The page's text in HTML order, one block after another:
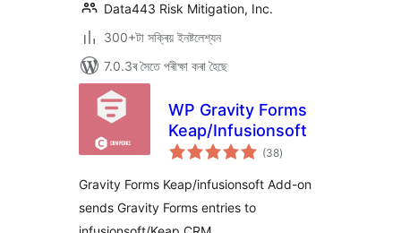
Data443 Risk Mitigation, Inc.
300+টা সক্ৰিয় ইনষ্টলেশ্যন
7.0.3ৰ সৈতে পৰীক্ষা কৰা হৈছে
WP Gravity Forms
Keap/Infusionsoft
(38টা
মুঠ)
Gravity Forms Keap/infusionsoft Add-on
sends Gravity Forms entries to